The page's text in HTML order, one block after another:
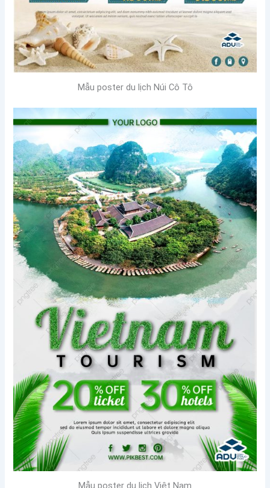
Mẫu poster du lịch Núi Cô Tô
Mẫu poster du lịch Việt Nam